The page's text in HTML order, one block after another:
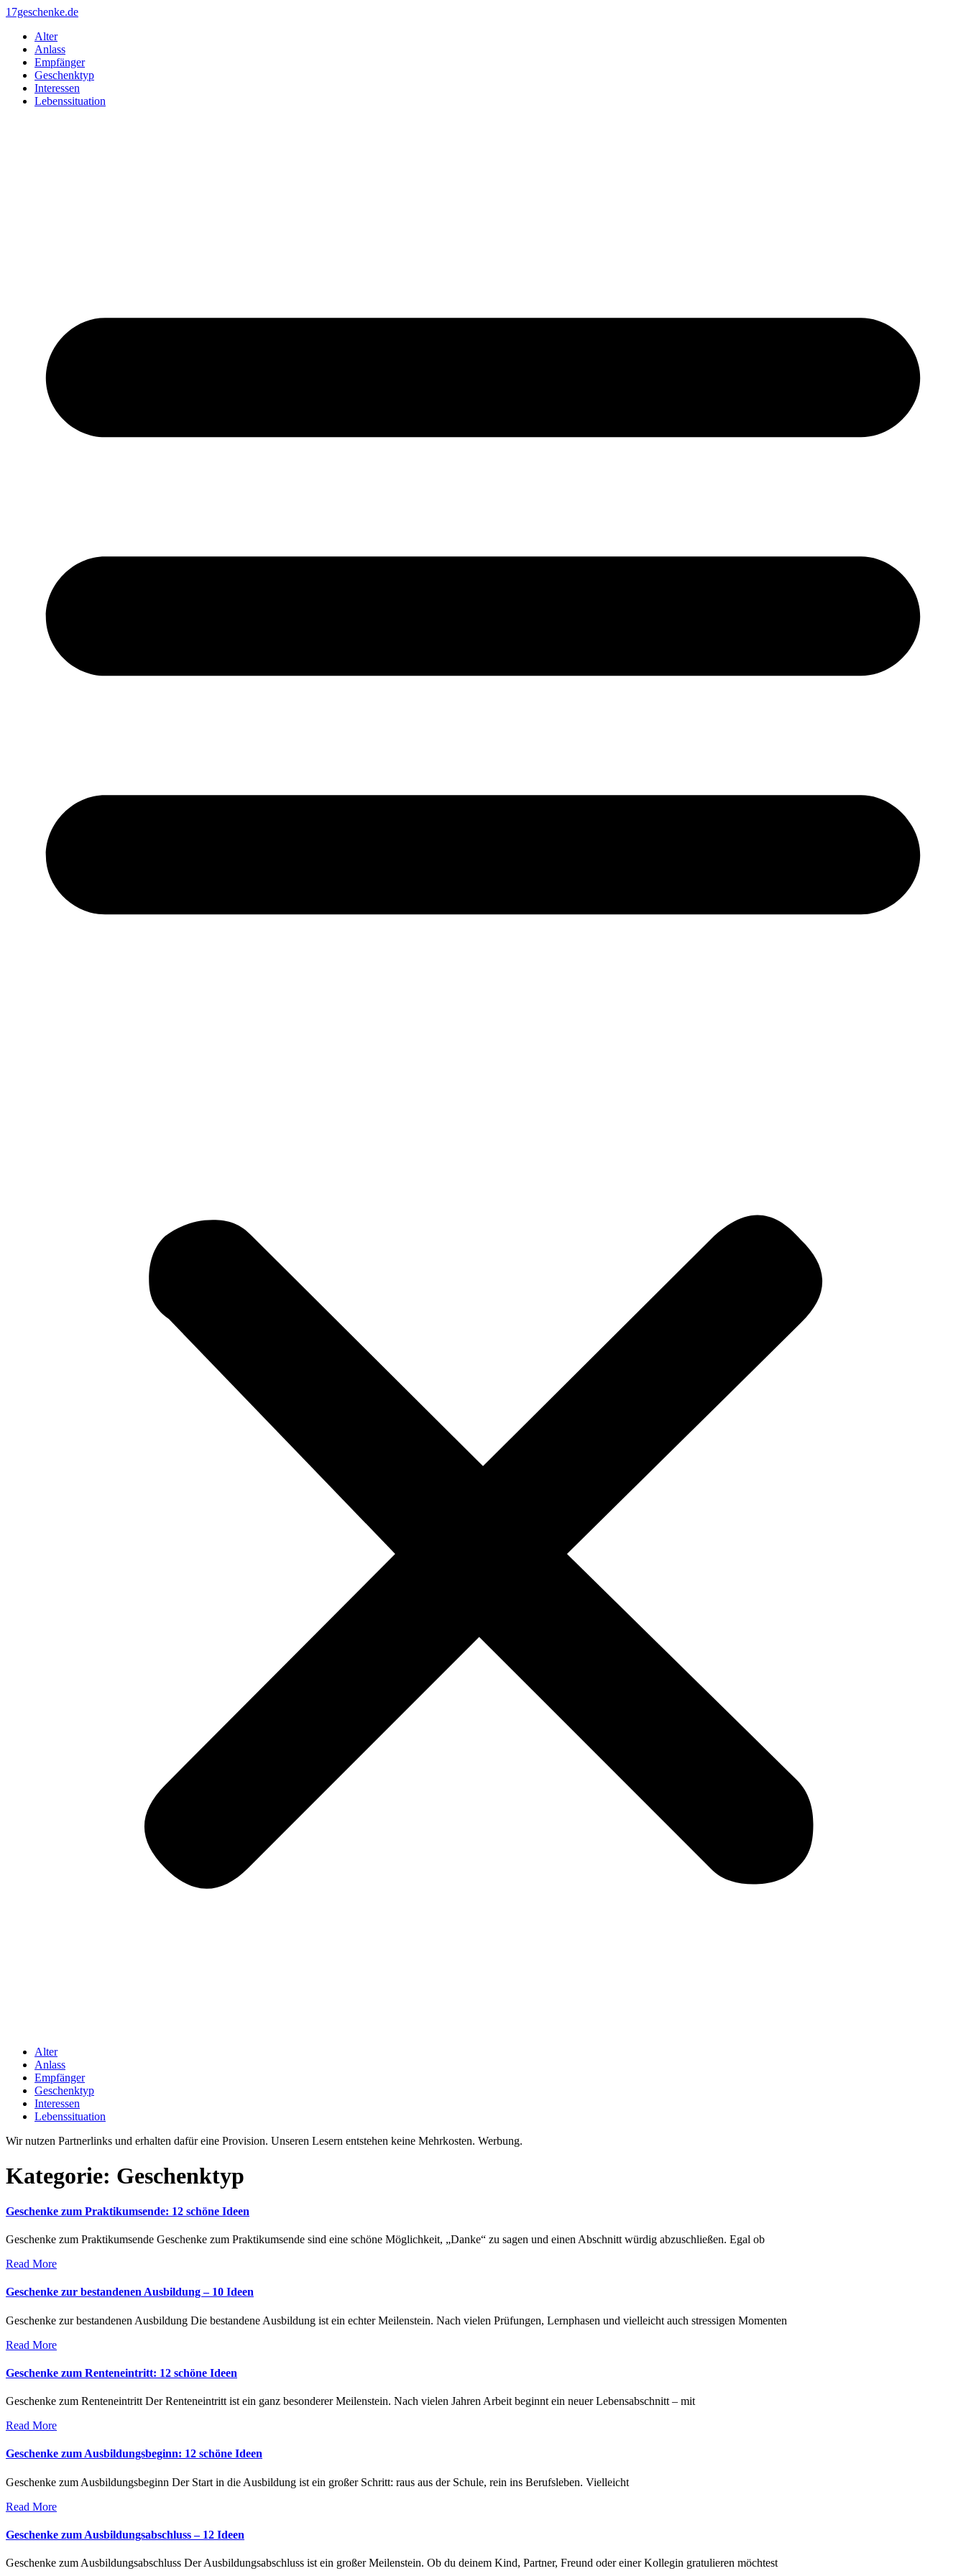
Zum
springen
17geschenke.de
Alter
Anlass
Empfänger
Geschenktyp
Interessen
Lebenssituation
Alter
Anlass
Empfänger
Geschenktyp
Interessen
Lebenssituation
Wir nutzen Partnerlinks und erhalten dafür eine Provision. Unseren Lesern entstehen keine Mehrkosten. Werbung.
Kategorie: Geschenktyp
Geschenke zum Praktikumsende: 12 schöne Ideen
Geschenke zum Praktikumsende Geschenke zum Praktikumsende sind eine schöne Möglichkeit, „Danke“ zu sagen und einen Abschnitt würdig abzuschließen. Egal ob
Read More
Geschenke zur bestandenen Ausbildung – 10 Ideen
Geschenke zur bestandenen Ausbildung Die bestandene Ausbildung ist ein echter Meilenstein. Nach vielen Prüfungen, Lernphasen und vielleicht auch stressigen Momenten
Read More
Geschenke zum Renteneintritt: 12 schöne Ideen
Geschenke zum Renteneintritt Der Renteneintritt ist ein ganz besonderer Meilenstein. Nach vielen Jahren Arbeit beginnt ein neuer Lebensabschnitt – mit
Read More
Geschenke zum Ausbildungsbeginn: 12 schöne Ideen
Geschenke zum Ausbildungsbeginn Der Start in die Ausbildung ist ein großer Schritt: raus aus der Schule, rein ins Berufsleben. Vielleicht
Read More
Geschenke zum Ausbildungsabschluss – 12 Ideen
Geschenke zum Ausbildungsabschluss Der Ausbildungsabschluss ist ein großer Meilenstein. Ob du deinem Kind, Partner, Freund oder einer Kollegin gratulieren möchtest